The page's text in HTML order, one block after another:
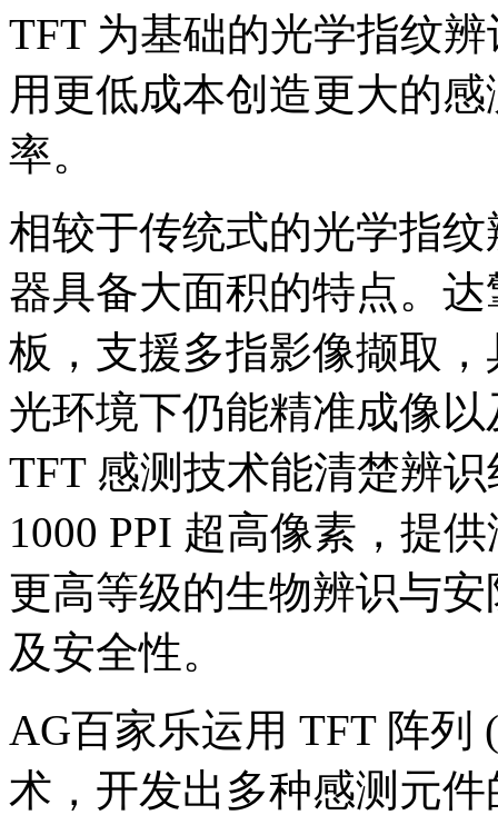
TFT 为基础的光学指纹
用更低成本创造更大的
率。
相较于传统式的光学指
器具备大面积的特点。
板，支援多指影像撷取
光环境下仍能精准成像
TFT 感测技术能清楚辨
1000 PPI 超高像素，提
更高等级的生物辨识与
及安全性。
AG百家乐运用 TFT 阵列
术，开发出多种感测元